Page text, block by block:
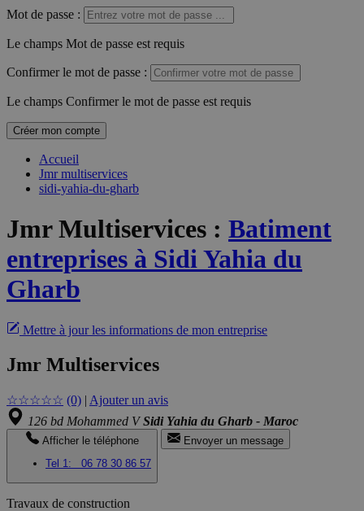
Mot de passe :
Le champs Mot de passe est requis
Confirmer le mot de passe :
Le champs Confirmer le mot de passe est requis
Créer mon compte
Accueil
Jmr multiservices
sidi-yahia-du-gharb
Jmr Multiservices : Batiment
entreprises à Sidi Yahia du
Gharb
Mettre à jour les informations de mon entreprise
Jmr Multiservices
☆☆☆☆☆ (0) | Ajouter un avis
126 bd Mohammed VSidi Yahia du Gharb - Maroc
Afficher le téléphone
Tel 1:
06 78 30 86 57
Envoyer un message
Travaux de construction